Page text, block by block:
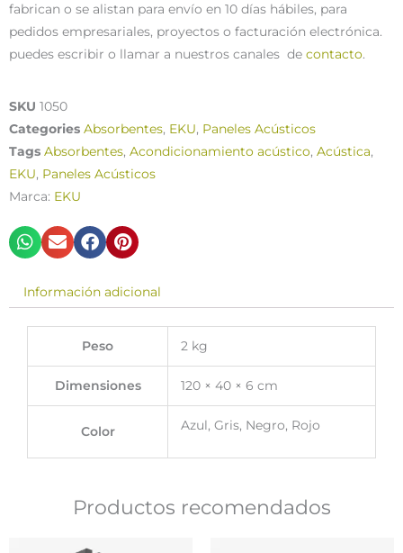
fabrican o se alistan para envío en 10 días hábiles, para
pedidos empresariales, proyectos o facturación electrónica.
puedes escribir o llamar a nuestros canales de contacto.
SKU 1050
Categories Absorbentes, EKU, Paneles Acústicos
Tags Absorbentes, Acondicionamiento acústico, Acústica,
EKU, Paneles Acústicos
Marca: EKU
Información adicional
Peso 2 kg
Dimensiones 120 × 40 × 6 cm
Color Azul, Gris, Negro, Rojo
Productos recomendados